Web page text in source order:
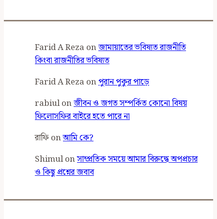
Farid A Reza onজামায়াতের ভবিষ্যত রাজনীতি
কিংবা রাজনীতির ভবিষ্যত
Farid A Reza onপুরান পুকুর পাড়ে
rabiulonজীবন ও জগত সম্পর্কিত কোনো বিষয়
ফিলোসফির বাইরে হতে পারে না
রাফিonআমি কে?
Shimulonসাম্প্রতিক সময়ে আমার বিরুদ্ধে অপপ্রচার
ও কিছু প্রশ্নের জবাব